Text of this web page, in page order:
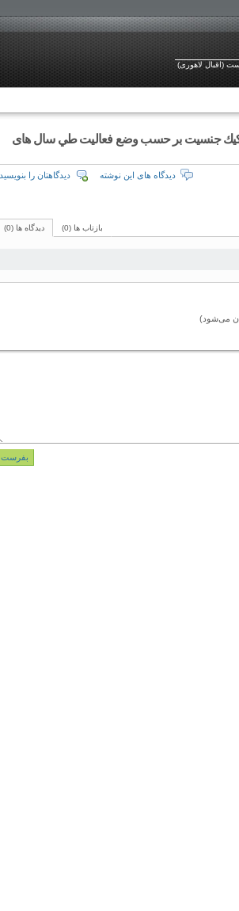
(اقبال لاهوری)
تفكيك جنسيت بر حسب وضع فعاليت طي سال های
دیدگاهتان را بنویسید دیدگاه های این نوشته
دیدگاه ها (0) بازتاب ها (0)
می‌شود)